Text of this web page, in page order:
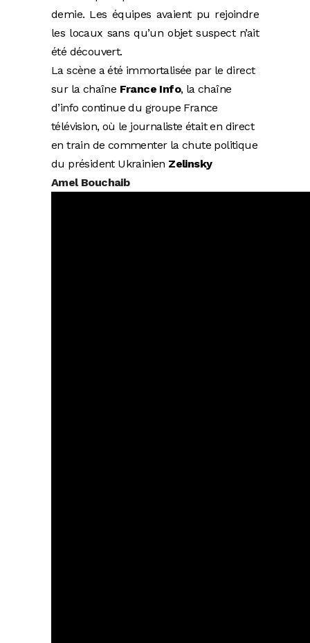
demie. Les équipes avaient pu rejoindre
les locaux sans qu’un objet suspect n’ait
été découvert.
La scène a été immortalisée par le direct
sur la chaîne France Info, la chaîne
d’info continue du groupe France
télévision, où le journaliste était en direct
en train de commenter la chute politique
du président Ukrainien Zelinsky
Amel Bouchaib